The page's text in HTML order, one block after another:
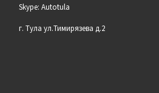
Skype: Autotula
г. Тула ул.Тимирязева д.2